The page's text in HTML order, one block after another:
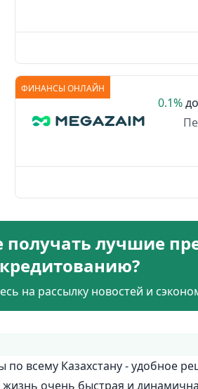
ФИНАНСЫ ОНЛАЙН
0.1%
получать лучшие
на рассылку новостей и
по всему Казахстану - удобное
очень быстрая и